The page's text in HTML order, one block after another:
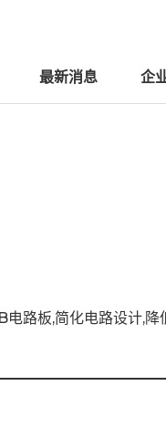
最新消息 企
路板,简化电路设计,降